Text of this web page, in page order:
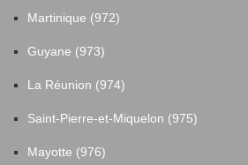
Martinique (972)
Guyane (973)
La Réunion (974)
Saint-Pierre-et-Miquelon (975)
Mayotte (976)